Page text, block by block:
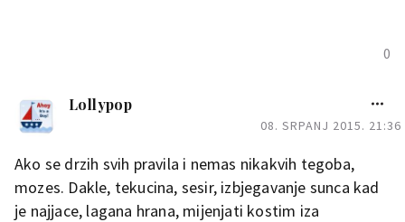
0
Lollypop
08. SRPANJ 2015. 21:36
Ako se drzih svih pravila i nemas nikakvih tegoba,
mozes. Dakle, tekucina, sesir, izbjegavanje sunca kad
je najjace, lagana hrana, mijenjati kostim iza